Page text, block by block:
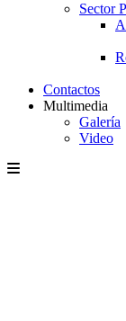
Sector
Contactos
Multimedia
Galería
Video